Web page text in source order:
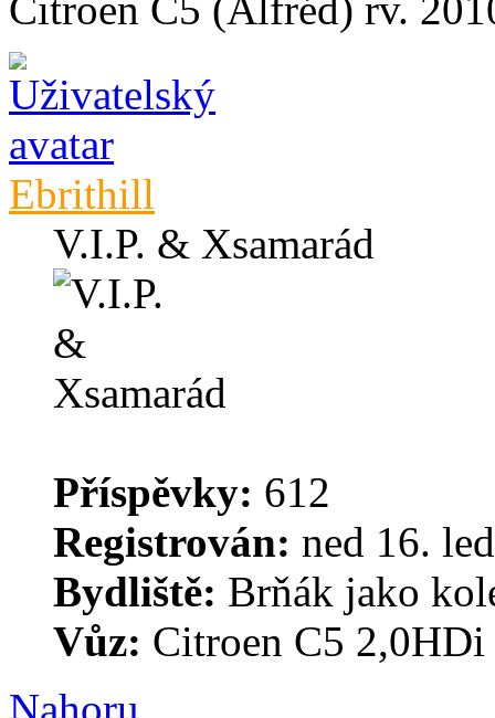
Ebrithill
V.I.P. & Xsamarád
Příspěvky: 612
Registrován: ned 16.
Bydliště: Brňák jako
Vůz: Citroen C5
Nahoru